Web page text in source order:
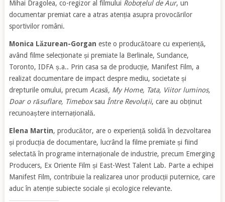
Mihai Dragolea, co-regizor al filmului Roboțelul de Aur, un
documentar premiat care a atras atenția asupra provocărilor
sportivilor români.
Monica Lăzurean-Gorgan este o producătoare cu experiență,
având filme selecționate și premiate la Berlinale, Sundance,
Toronto, IDFA ș.a.. Prin casa sa de producție, Manifest Film, a
realizat documentare de impact despre mediu, societate și
drepturile omului, precum Acasă, My Home, Tata, Viitor luminos,
Doar o răsuflare, Timeboxsau Între Revoluții, care au obținut
recunoaștere internațională.
Elena Martin, producător, are o experiență solidă în dezvoltarea
și producția de documentare, lucrând la filme premiate și fiind
selectată în programe internaționale de industrie, precum Emerging
Producers, Ex Oriente Film și East-West Talent Lab. Parte a echipei
Manifest Film, contribuie la realizarea unor producții puternice, care
aduc în atenție subiecte sociale și ecologice relevante.